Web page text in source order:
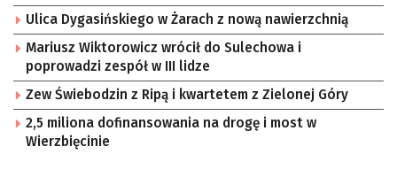
Ulica Dygasińskiego w Żarach z nową nawierzchnią
Mariusz Wiktorowicz wrócił do Sulechowa i
poprowadzi zespół w III lidze
Zew Świebodzin z Ripą i kwartetem z Zielonej Góry
2,5 miliona dofinansowania na drogę i most w
Wierzbięcinie